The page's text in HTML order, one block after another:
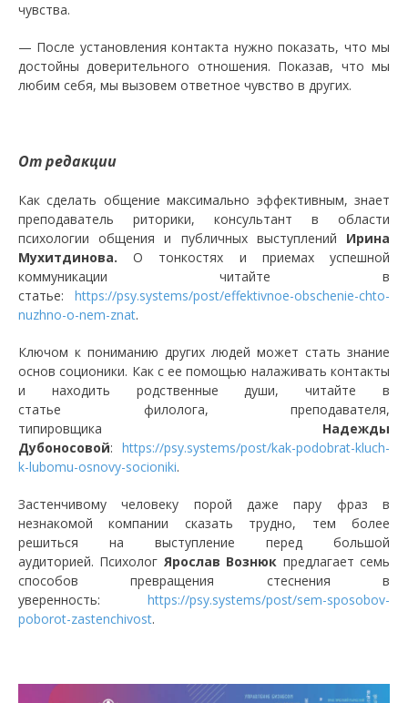
чувства.
— После установления контакта нужно показать, что мы
достойны доверительного отношения. Показав, что мы
любим себя, мы вызовем ответное чувство в других.
От редакции
Как сделать общение максимально эффективным, знает
преподаватель риторики, консультант в области
психологии общения и публичных выступлений Ирина
Мухитдинова. О тонкостях и приемах успешной
коммуникации читайте в
статье: https://psy.systems/post/effektivnoe-obschenie-chto-
nuzhno-o-nem-znat.
Ключом к пониманию других людей может стать знание
основ соционики. Как с ее помощью налаживать контакты
и находить родственные души, читайте в
статье филолога, преподавателя,
типировщика Надежды
Дубоносовой: https://psy.systems/post/kak-podobrat-kluch-
k-lubomu-osnovy-socioniki.
Застенчивому человеку порой даже пару фраз в
незнакомой компании сказать трудно, тем более
решиться на выступление перед большой
аудиторией. Психолог Ярослав Вознюк предлагает семь
способов превращения стеснения в
уверенность: https://psy.systems/post/sem-sposobov-
poborot-zastenchivost.